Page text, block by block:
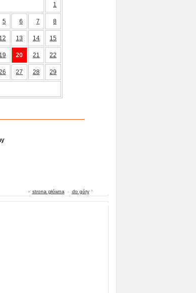
1
5 6 7 8
12 13 14 15
19 20 21 22
27 28 29
« strona główna - do góry^